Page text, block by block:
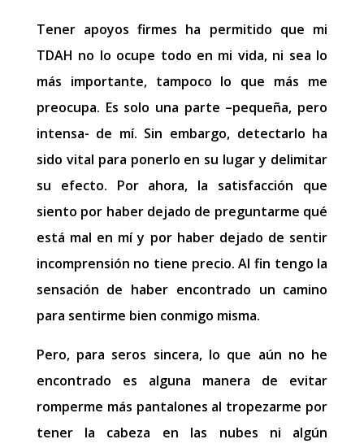
Tener apoyos firmes ha permitido que mi
TDAH no lo ocupe todo en mi vida, ni sea lo
más importante, tampoco lo que más me
preocupa. Es solo una parte –pequeña, pero
intensa- de mí. Sin embargo, detectarlo ha
sido vital para ponerlo en su lugar y delimitar
su efecto. Por ahora, la satisfacción que
siento por haber dejado de preguntarme qué
está mal en mí y por haber dejado de sentir
incomprensión no tiene precio. Al fin tengo la
sensación de haber encontrado un camino
para sentirme bien conmigo misma.
Pero, para seros sincera, lo que aún no he
encontrado es alguna manera de evitar
romperme más pantalones al tropezarme por
tener la cabeza en las nubes ni algún